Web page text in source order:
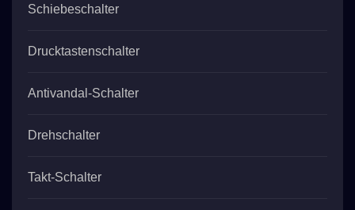
Schiebeschalter
Drucktastenschalter
Antivandal-Schalter
Drehschalter
Takt-Schalter